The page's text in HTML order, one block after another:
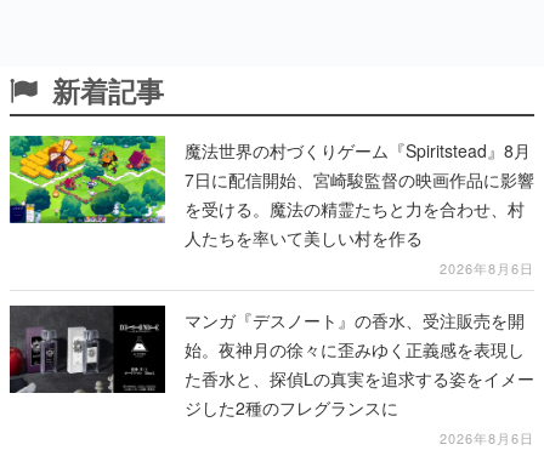
新着記事
魔法世界の村づくりゲーム『Spiritstead』8月
7日に配信開始、宮崎駿監督の映画作品に影響
を受ける。魔法の精霊たちと力を合わせ、村
人たちを率いて美しい村を作る
2026年8月6日
マンガ『デスノート』の香水、受注販売を開
始。夜神月の徐々に歪みゆく正義感を表現し
た香水と、探偵Lの真実を追求する姿をイメー
ジした2種のフレグランスに
2026年8月6日